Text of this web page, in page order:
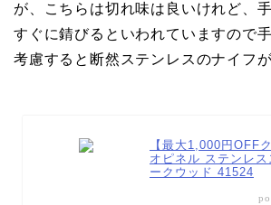
が、こちらは切れ味は良いけれど、
すぐに錆びるといわれていますので
考慮すると断然ステンレスのナイフ
【最大1,000円OFF
オピネル ステンレ
ークウッド 41524